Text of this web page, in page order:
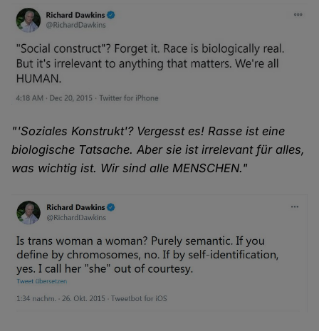
"'Soziales Konstrukt'? Vergesst es! Rasse ist eine
biologische Tatsache. Aber sie ist irrelevant für alles,
was wichtig ist. Wir sind alle MENSCHEN."